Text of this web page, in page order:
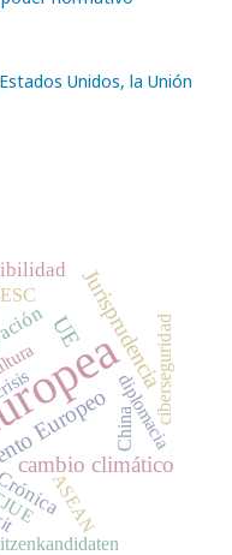
Unidos, la Unión
Europeo
UE
cambio climático
Jurisprudenciaciberseguridad
China
diplomacia
ASEAN